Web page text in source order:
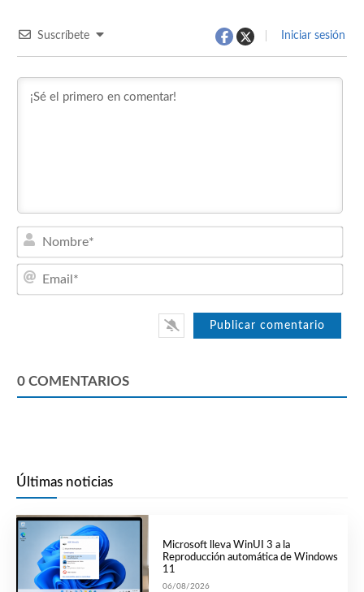
Suscríbete Iniciar sesión
0 COMENTARIOS
Últimas noticias
Microsoft lleva WinUI 3 a la
Reproducción automática de Windows
11
06/08/2026